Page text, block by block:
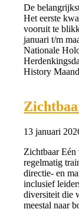
De
Het eerste
vooruit te
januari t/m
Nationale
History
13 januari
Zichtbaar Eén
regelmatig
directie- en
inclusief
diversiteit die
meestal naar